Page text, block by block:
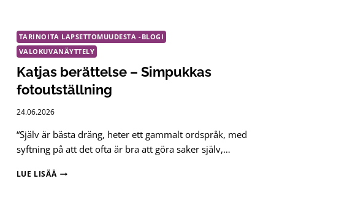
TARINOITA LAPSETTOMUUDESTA -BLOGI
VALOKUVANÄYTTELY
Katjas berättelse – Simpukkas
fotoutställning
24.06.2026
“Själv är bästa dräng, heter ett gammalt ordspråk, med
syftning på att det ofta är bra att göra saker själv,…
LUE LISÄÄ KATJAS